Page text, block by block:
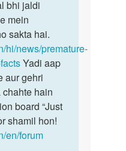
bhi jaldi
mein
sakta hai.
hi/news/premature-
Yadi aap
aur gehri
hain
board “Just
shamil hon!
en/forum